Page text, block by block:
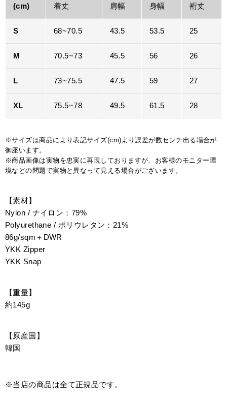
(cm) 着丈 肩幅 身幅 裄丈
S 68~70.5 43.5 53.5 25
M 70.5~73 45.5 56 26
L 73~75.5 47.5 59 27
XL 75.5~78 49.5 61.5 28
※サイズは商品により表記サイズ(cm)より誤差が数センチ出る場合が
御座います。
※商品画像は実物を忠実に再現しておりますが、お客様のモニター環
境などの問題で実物と異なって見える場合がございます。
【素材】
Nylon / ナイロン：79%
Polyurethane / ポリウレタン：21%
86g/sqm＋DWR
YKK Zipper
YKK Snap
【重量】
約145g
【原産国】
韓国
※当店の商品は全て正規品です。